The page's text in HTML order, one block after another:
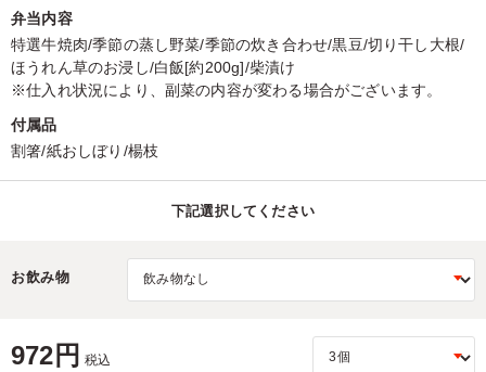
弁当内容
特選牛焼肉/季節の蒸し野菜/季節の炊き合わせ/黒豆/切り干し大根/
ほうれん草のお浸し/白飯[約200g]/柴漬け
※仕入れ状況により、副菜の内容が変わる場合がございます。
付属品
割箸/紙おしぼり/楊枝
下記選択してください
お飲み物
972円 税込